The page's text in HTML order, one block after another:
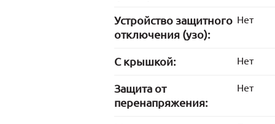
Устройство защитного
отключения (узо):
Нет
С крышкой: Нет
Защита от
перенапряжения:
Нет